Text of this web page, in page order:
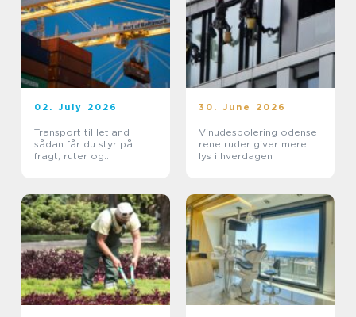
02. July 2026
Transport til letland
sådan får du styr på
fragt, ruter og
30. June 2026
Vinudespolering odense
rene ruder giver mere
lys i hverdagen